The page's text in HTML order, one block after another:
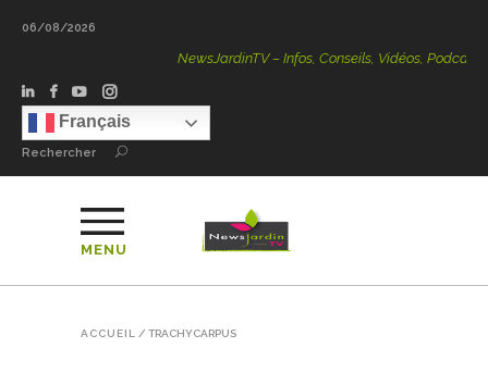
06/08/2026
NewsJardinTV – Infos, Conseils, Vidéos, Podcasts –
Français
Rechercher
MENU
ACCUEIL / TRACHYCARPUS